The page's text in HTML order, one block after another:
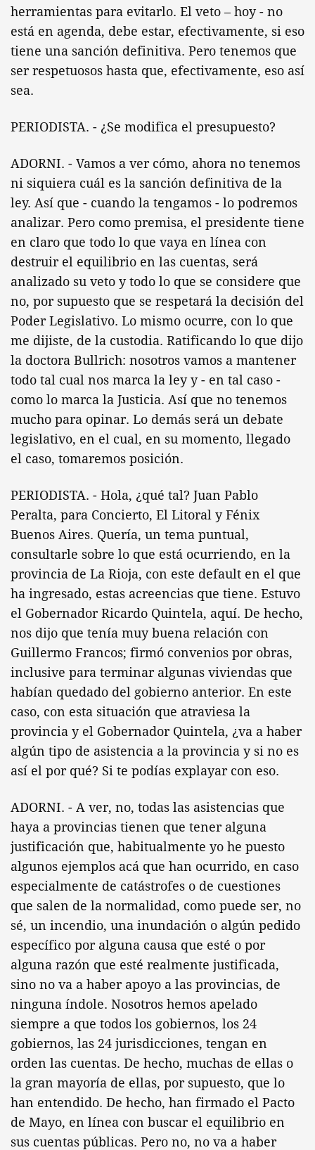
herramientas para evitarlo. El veto – hoy - no
está en agenda, debe estar, efectivamente, si eso
tiene una sanción definitiva. Pero tenemos que
ser respetuosos hasta que, efectivamente, eso así
sea.
PERIODISTA. - ¿Se modifica el presupuesto?
ADORNI. - Vamos a ver cómo, ahora no tenemos
ni siquiera cuál es la sanción definitiva de la
ley. Así que - cuando la tengamos - lo podremos
analizar. Pero como premisa, el presidente tiene
en claro que todo lo que vaya en línea con
destruir el equilibrio en las cuentas, será
analizado su veto y todo lo que se considere que
no, por supuesto que se respetará la decisión del
Poder Legislativo. Lo mismo ocurre, con lo que
me dijiste, de la custodia. Ratificando lo que dijo
la doctora Bullrich: nosotros vamos a mantener
todo tal cual nos marca la ley y - en tal caso -
como lo marca la Justicia. Así que no tenemos
mucho para opinar. Lo demás será un debate
legislativo, en el cual, en su momento, llegado
el caso, tomaremos posición.
PERIODISTA. - Hola, ¿qué tal? Juan Pablo
Peralta, para Concierto, El Litoral y Fénix
Buenos Aires. Quería, un tema puntual,
consultarle sobre lo que está ocurriendo, en la
provincia de La Rioja, con este default en el que
ha ingresado, estas acreencias que tiene. Estuvo
el Gobernador Ricardo Quintela, aquí. De hecho,
nos dijo que tenía muy buena relación con
Guillermo Francos; firmó convenios por obras,
inclusive para terminar algunas viviendas que
habían quedado del gobierno anterior. En este
caso, con esta situación que atraviesa la
provincia y el Gobernador Quintela, ¿va a haber
algún tipo de asistencia a la provincia y si no es
así el por qué? Si te podías explayar con eso.
ADORNI. - A ver, no, todas las asistencias que
haya a provincias tienen que tener alguna
justificación que, habitualmente yo he puesto
algunos ejemplos acá que han ocurrido, en caso
especialmente de catástrofes o de cuestiones
que salen de la normalidad, como puede ser, no
sé, un incendio, una inundación o algún pedido
específico por alguna causa que esté o por
alguna razón que esté realmente justificada,
sino no va a haber apoyo a las provincias, de
ninguna índole. Nosotros hemos apelado
siempre a que todos los gobiernos, los 24
gobiernos, las 24 jurisdicciones, tengan en
orden las cuentas. De hecho, muchas de ellas o
la gran mayoría de ellas, por supuesto, que lo
han entendido. De hecho, han firmado el Pacto
de Mayo, en línea con buscar el equilibrio en
sus cuentas públicas. Pero no, no va a haber